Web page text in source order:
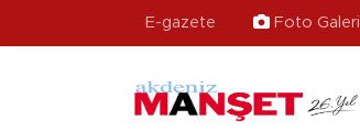
E-gazete Foto Galeri
Antalya Nöbetçi Eczaneler